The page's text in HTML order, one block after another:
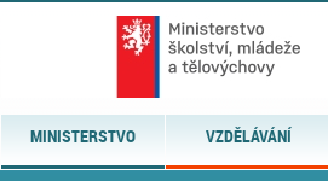
MINISTERSTVO VZDĚLÁVÁNÍ